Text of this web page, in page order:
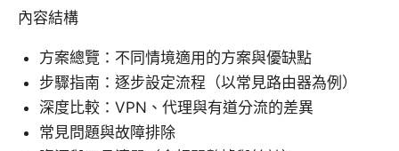
內容結構
方案總覽：不同情境適用的方案與優缺點
步驟指南：逐步設定流程（以常見路由器為例）
深度比較：VPN、代理與有道分流的差異
常見問題與故障排除